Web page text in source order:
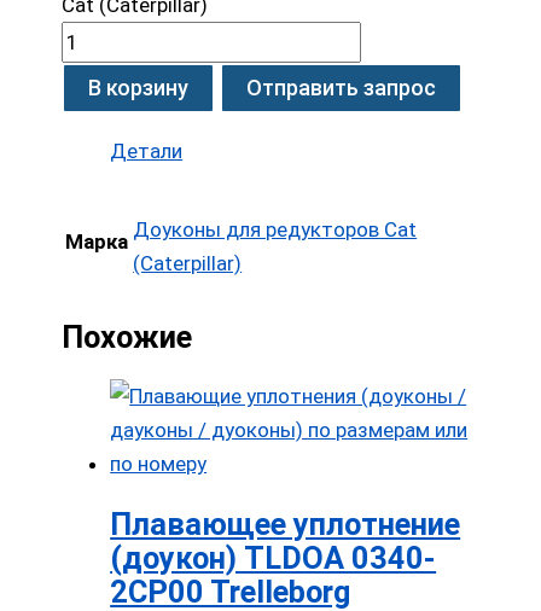
Cat (Caterpillar)
В корзину Отправить запрос
Детали
Марка Доуконы для редукторов Cat
(Caterpillar)
Похожие
Плавающее уплотнение
(доукон) TLDOA 0340-
2CP00 Trelleborg